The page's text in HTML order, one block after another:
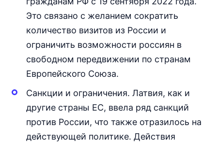
Это связано с желанием сократить
количество визитов из России и
ограничить возможности россиян в
свободном передвижении по странам
Европейского Союза.
Санкции и ограничения. Латвия, как и
другие страны ЕС, ввела ряд санкций
против России, что также отразилось на
действующей политике. Действия